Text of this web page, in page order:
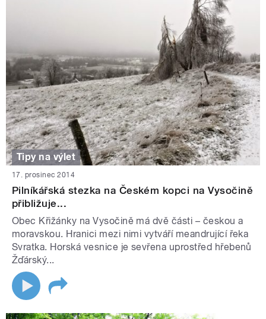
Tipy na výlet
17. prosinec 2014
Pilníkářská stezka na Českém kopci na Vysočině
přibližuje...
Obec Křižánky na Vysočině má dvě části – českou a
moravskou. Hranici mezi nimi vytváří meandrující řeka
Svratka. Horská vesnice je sevřena uprostřed hřebenů
Žďárský...